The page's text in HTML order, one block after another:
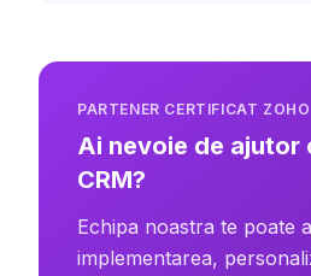
PARTENER CERTIFICAT ZOHO
Ai nevoie de ajutor
CRM?
Echipa noastra te poate
implementarea,